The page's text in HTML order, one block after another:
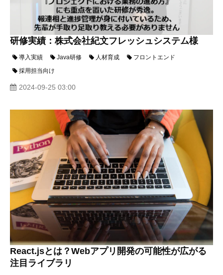
研修実績：株式会社紀文フレッシュシステム様
導入実績 Java研修 人材育成
フロントエンド
採用担当向け
2024-09-25 03:00
React.jsとは？Webアプリ開発の可能性が広がる
注目ライブラリ